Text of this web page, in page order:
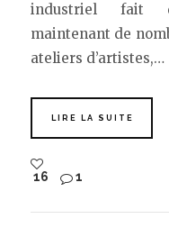
industriel fait
maintenant de
ateliers d’artistes,…
LIRE LA SUITE
16 1